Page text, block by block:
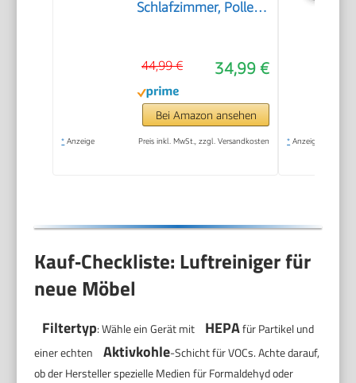
Schlafzimmer, Pollen,
mit Aromatherapie,
7,2W, 3
Geschwindigkeiten,
Geräuscharm
34,99 €
44,99 €
Bei Amazon ansehen
* Anzeige Preis inkl. MwSt., zzgl. Versandkosten * Anzeige
Kauf‑Checkliste: Luftreiniger für
neue Möbel
Filtertyp: Wähle ein Gerät mit HEPAfür Partikel und
einer echten
Aktivkohle-Schicht für VOCs. Achte darauf,
ob der Hersteller spezielle Medien für Formaldehyd oder